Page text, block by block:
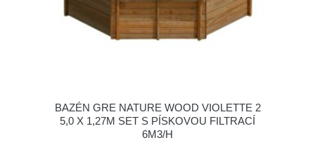
BAZÉN GRE NATURE WOOD VIOLETTE 2
5,0 X 1,27M SET S PÍSKOVOU FILTRACÍ
6M3/H